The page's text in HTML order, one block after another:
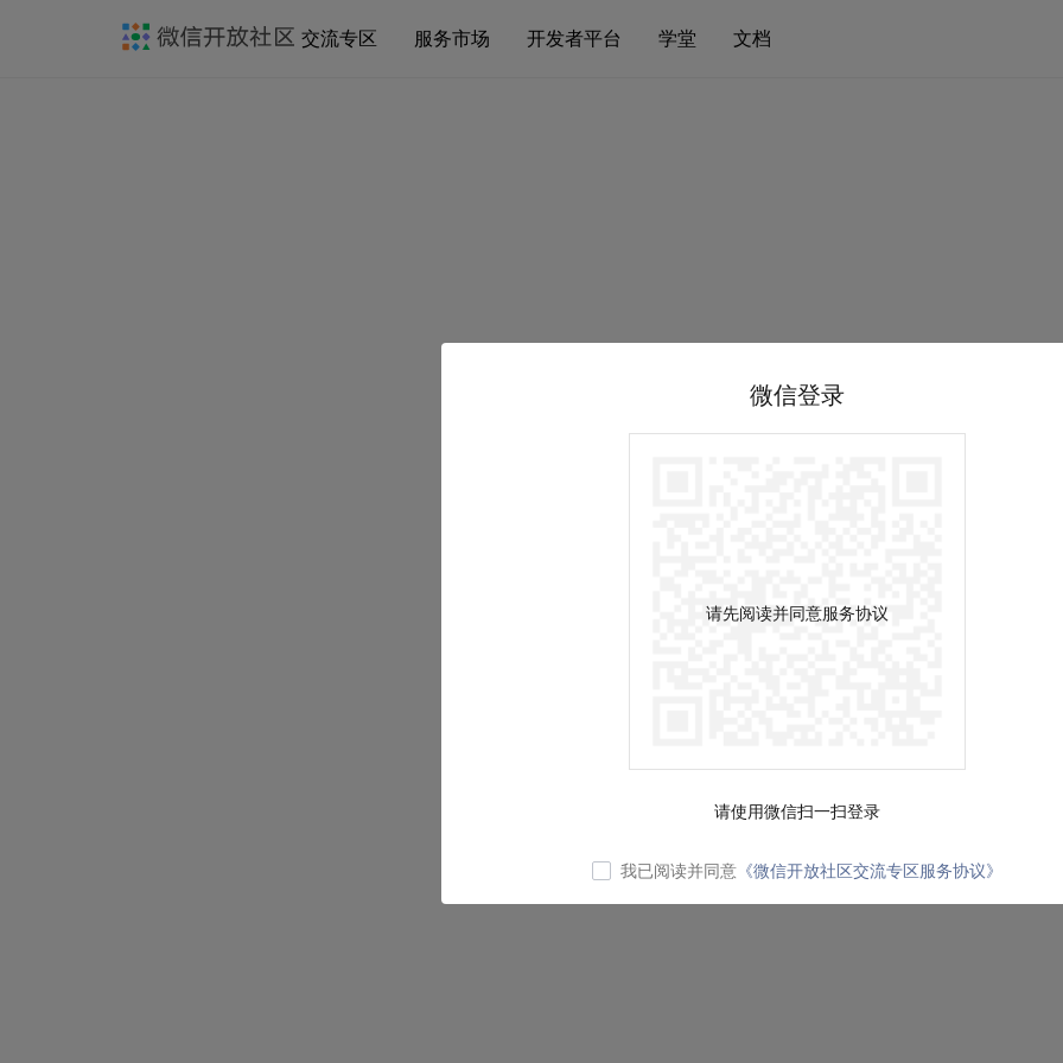
交流专区 服务市场 开发者平台 学堂 文档
微信登录
请先阅读并同意服务协议
请使用微信扫一扫登录
我已阅读并同意 《微信开放社区交流专区服务协议》